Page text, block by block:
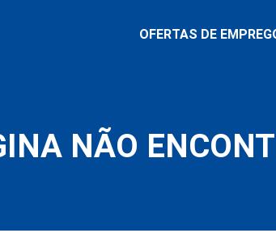
OFERTAS DE
NÃO